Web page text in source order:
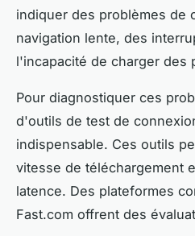
indiquer des problèmes de
navigation lente, des
l'incapacité de charger des
Pour diagnostiquer ces
d'outils de test de
indispensable. Ces outils
vitesse de téléchargement
latence. Des plateformes
Fast.com offrent des